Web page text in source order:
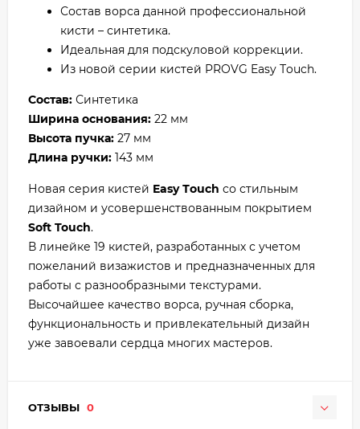
Состав ворса данной профессиональной
кисти – синтетика.
Идеальная для подскуловой коррекции.
Из новой серии кистей PROVG Easy Тouch.
Состав: Синтетика
Ширина основания: 22 мм
Высота пучка: 27 мм
Длина ручки: 143 мм
Новая серия кистей Easy Тouch со стильным
дизайном и усовершенствованным покрытием
Soft Touch.
В линейке 19 кистей, разработанных с учетом
пожеланий визажистов и предназначенных для
работы с разнообразными текстурами.
Высочайшее качество ворса, ручная сборка,
функциональность и привлекательный дизайн
уже завоевали сердца многих мастеров.
ОТЗЫВЫ 0